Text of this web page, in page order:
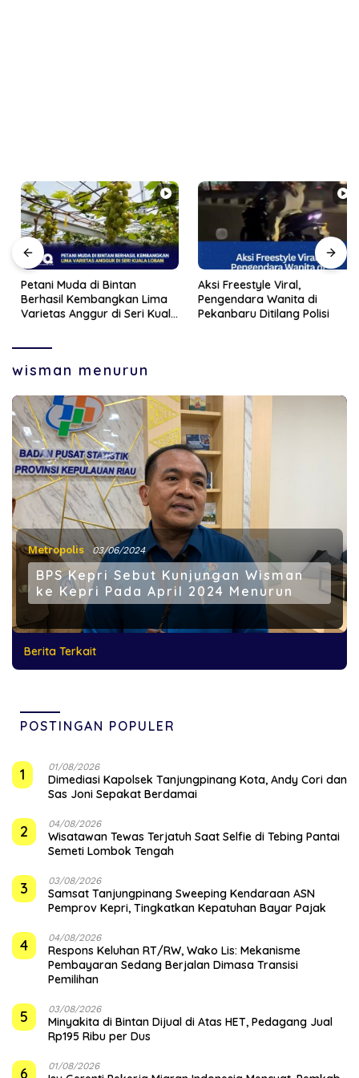
Petani Muda di Bintan
Berhasil Kembangkan Lima
Varietas Anggur di Seri Kuala
Aksi Freestyle Viral,
Pengendara Wanita di
Pekanbaru Ditilang Polisi
wisman menurun
Metropolis 03/06/2024
BPS Kepri Sebut Kunjungan Wisman
ke Kepri Pada April 2024 Menurun
Berita Terkait
POSTINGAN POPULER
1 01/08/2026
Dimediasi Kapolsek Tanjungpinang Kota, Andy Cori dan
Sas Joni Sepakat Berdamai
2 04/08/2026
Wisatawan Tewas Terjatuh Saat Selfie di Tebing Pantai
Semeti Lombok Tengah
3 03/08/2026
Samsat Tanjungpinang Sweeping Kendaraan ASN
Pemprov Kepri, Tingkatkan Kepatuhan Bayar Pajak
4 04/08/2026
‎Respons Keluhan RT/RW, Wako Lis: Mekanisme
Pembayaran Sedang Berjalan Dimasa Transisi
Pemilihan
5 03/08/2026
Minyakita di Bintan Dijual di Atas HET, Pedagang Jual
Rp195 Ribu per Dus
6 01/08/2026